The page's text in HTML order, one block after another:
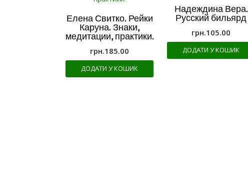
Елена Свитко. Рейки
Каруна. Знаки,
медитации, практики.
грн.185.00
ДОДАТИ У КОШИК
Надеждина Вера.
Русский бильярд
грн.105.00
ДОДАТИ У КОШИК